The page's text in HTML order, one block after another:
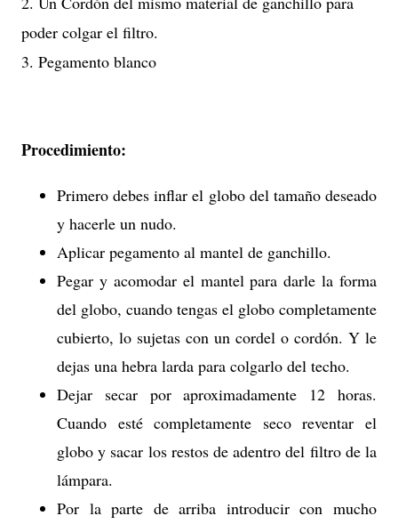
poder colgar el filtro.
3. Pegamento blanco
Procedimiento:
Primero debes inflar el globo del tamaño deseado
y hacerle un nudo.
Aplicar pegamento al mantel de ganchillo.
Pegar y acomodar el mantel para darle la forma
del globo, cuando tengas el globo completamente
cubierto, lo sujetas con un cordel o cordón. Y le
dejas una hebra larda para colgarlo del techo.
Dejar secar por aproximadamente 12 horas.
Cuando esté completamente seco reventar el
globo y sacar los restos de adentro del filtro de la
lámpara.
Por la parte de arriba introducir con mucho